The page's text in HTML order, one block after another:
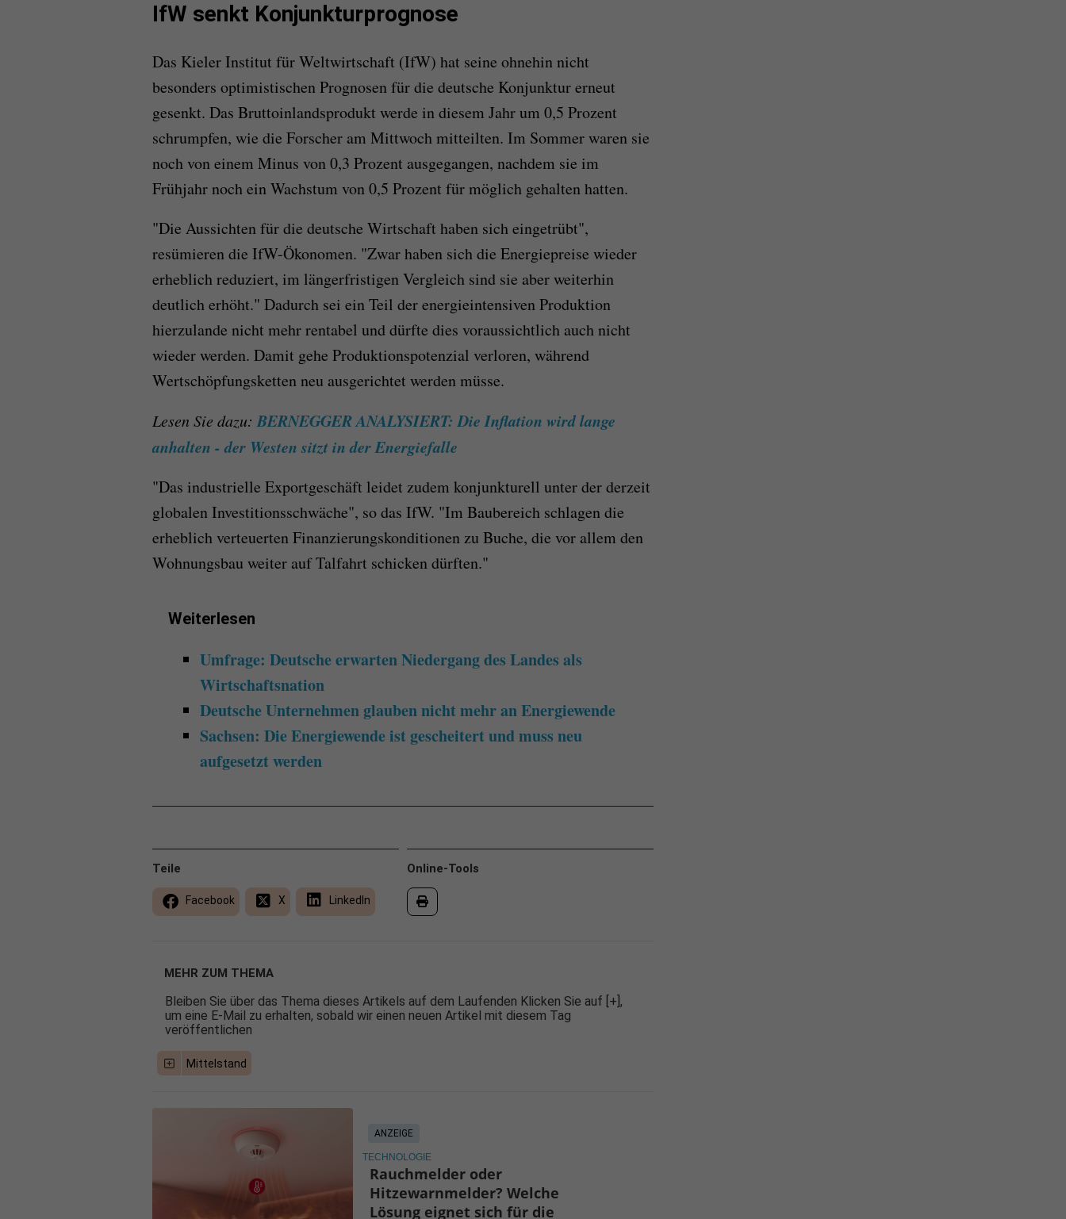
IfW senkt Konjunkturprognose
Das Kieler Institut für Weltwirtschaft (IfW) hat seine ohnehin nicht
besonders optimistischen Prognosen für die deutsche Konjunktur erneut
gesenkt. Das Bruttoinlandsprodukt werde in diesem Jahr um 0,5 Prozent
schrumpfen, wie die Forscher am Mittwoch mitteilten. Im Sommer waren sie
noch von einem Minus von 0,3 Prozent ausgegangen, nachdem sie im
Frühjahr noch ein Wachstum von 0,5 Prozent für möglich gehalten hatten.
"Die Aussichten für die deutsche Wirtschaft haben sich eingetrübt",
resümieren die IfW-Ökonomen. "Zwar haben sich die Energiepreise wieder
erheblich reduziert, im längerfristigen Vergleich sind sie aber weiterhin
deutlich erhöht." Dadurch sei ein Teil der energieintensiven Produktion
hierzulande nicht mehr rentabel und dürfte dies voraussichtlich auch nicht
wieder werden. Damit gehe Produktionspotenzial verloren, während
Wertschöpfungsketten neu ausgerichtet werden müsse.
Lesen Sie dazu: BERNEGGER ANALYSIERT: Die Inflation wird lange
anhalten - der Westen sitzt in der Energiefalle
"Das industrielle Exportgeschäft leidet zudem konjunkturell unter der derzeit
globalen Investitionsschwäche", so das IfW. "Im Baubereich schlagen die
erheblich verteuerten Finanzierungskonditionen zu Buche, die vor allem den
Wohnungsbau weiter auf Talfahrt schicken dürften."
Weiterlesen
Umfrage: Deutsche erwarten Niedergang des Landes als
Wirtschaftsnation
Deutsche Unternehmen glauben nicht mehr an Energiewende
Sachsen: Die Energiewende ist gescheitert und muss neu
aufgesetzt werden
Online-Tools
Teile
Facebook X LinkedIn
MEHR ZUM THEMA
Bleiben Sie über das Thema dieses Artikels auf dem Laufenden Klicken Sie auf [+],
um eine E-Mail zu erhalten, sobald wir einen neuen Artikel mit diesem Tag
veröffentlichen
Mittelstand
ANZEIGE
TECHNOLOGIE
Rauchmelder oder
Hitzewarnmelder? Welche
Lösung eignet sich für die